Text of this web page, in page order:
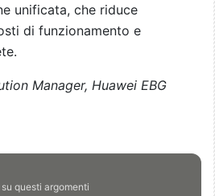
unificata, che riduce
di funzionamento e
Manager, Huawei EBG
questi argomenti